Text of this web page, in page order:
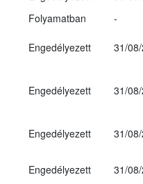
Folyamatban
-
Engedélyezett 31/
Engedélyezett 31/
Engedélyezett 31/
Engedélyezett
31/